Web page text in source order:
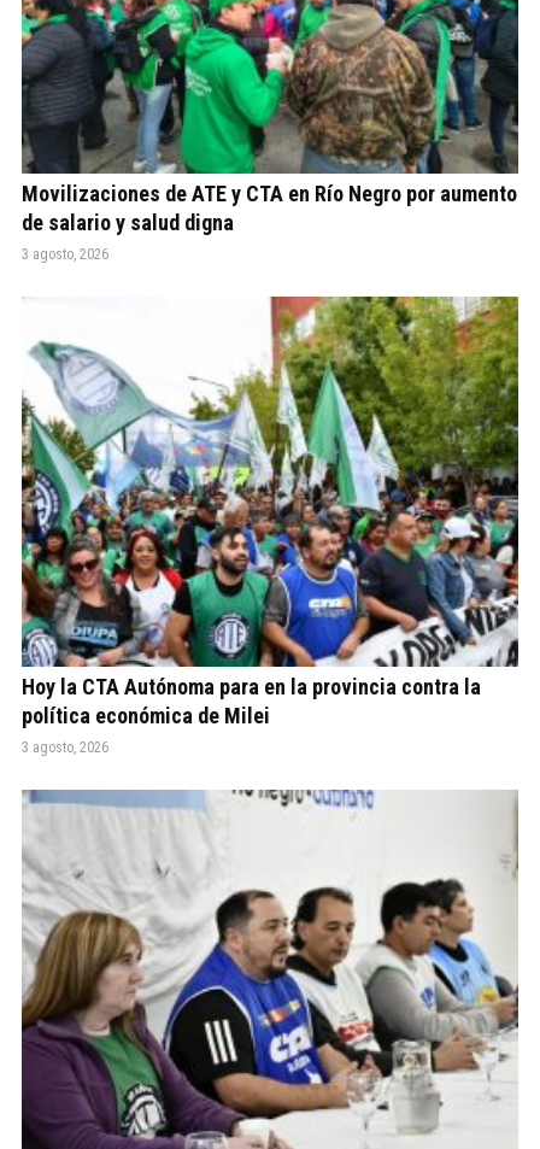
Movilizaciones de ATE y CTA en Río Negro por aumento
de salario y salud digna
3 agosto, 2026
Hoy la CTA Autónoma para en la provincia contra la
política económica de Milei
3 agosto, 2026